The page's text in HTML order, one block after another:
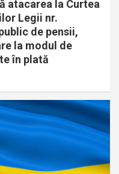
atacarea la Curtea
Legii nr.
de pensii,
la modul de
în plată